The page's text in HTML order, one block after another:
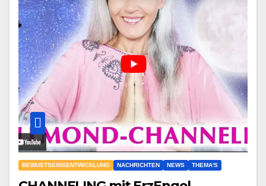
BEWUSTSEINSENTWICKLUNG NACHRICHTEN NEWS THEMA'S